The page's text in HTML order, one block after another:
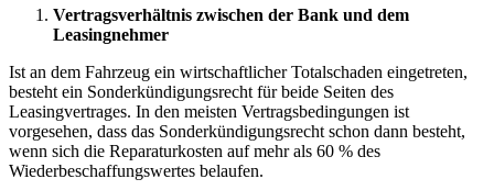
Vertragsverhältnis zwischen der Bank und dem
Leasingnehmer
Ist an dem Fahrzeug ein wirtschaftlicher Totalschaden eingetreten,
besteht ein Sonderkündigungsrecht für beide Seiten des
Leasingvertrages. In den meisten Vertragsbedingungen ist
vorgesehen, dass das Sonderkündigungsrecht schon dann besteht,
wenn sich die Reparaturkosten auf mehr als 60 % des
Wiederbeschaffungswertes belaufen.